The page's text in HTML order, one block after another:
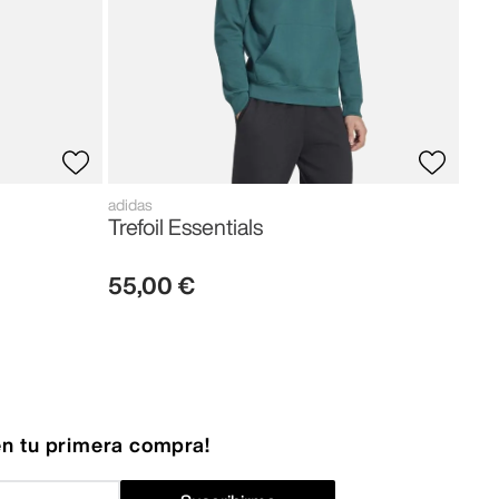
adidas
Trefoil Essentials
55,00 €
tu primera compra!